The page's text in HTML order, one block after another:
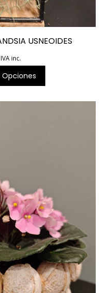
USNEOIDES
IVA inc.